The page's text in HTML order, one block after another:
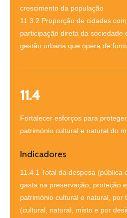
crescimento da população
11.3.2 Proporção de cidades
participação direta da sociedade
gestão urbana que opera de
11.4
Fortalecer esforços para
património cultural e natural do
Indicadores
11.4.1 Total da despesa (pública
gasta na preservação, proteção
património cultural e natural, por
(cultural, natural, misto e por